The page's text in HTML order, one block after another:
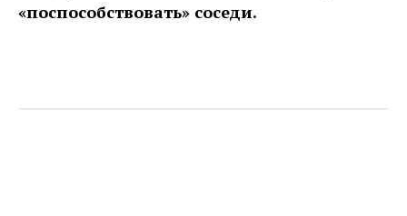
«поспособствовать» соседи.